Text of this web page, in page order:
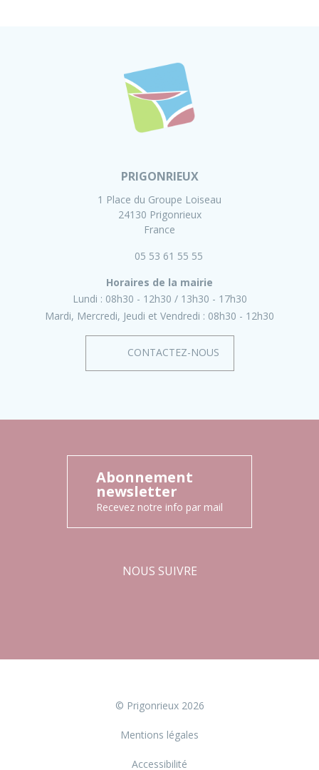
PRIGONRIEUX
1 Place du Groupe Loiseau
24130 Prigonrieux
France
05 53 61 55 55
Horaires de la mairie
Lundi : 08h30 - 12h30
13h30 - 17h30
Mardi, Mercredi, Jeudi et Vendredi : 08h30 - 12h30
CONTACTEZ-NOUS
Abonnement
newsletter
Recevez notre info par mail
NOUS SUIVRE
© Prigonrieux 2026
Mentions légales
Accessibilité